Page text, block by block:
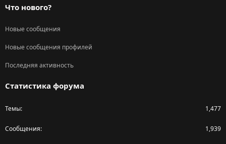
Что нового?
Новые сообщения
Новые сообщения профилей
Последняя активность
Статистика форума
Темы 1,477
Сообщения 1,939